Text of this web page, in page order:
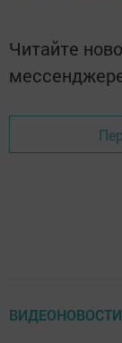
Читайте